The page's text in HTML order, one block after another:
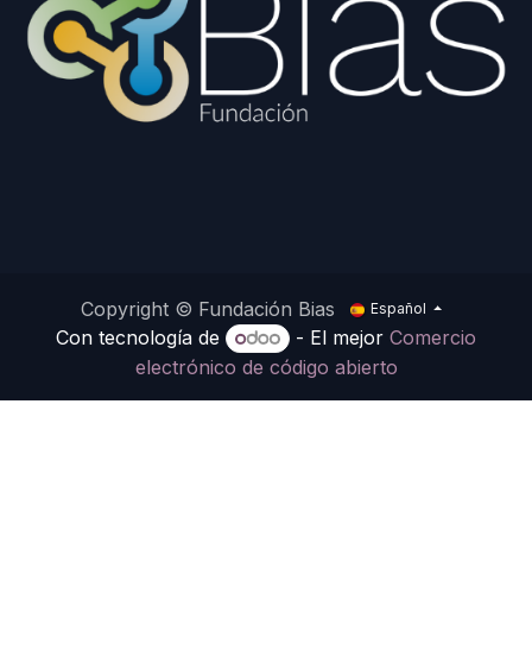
Copyright © Fundación Bias Español
Con tecnología de - El mejorComercio
electrónico de código abierto